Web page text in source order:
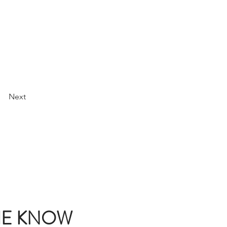
Next
KNOW